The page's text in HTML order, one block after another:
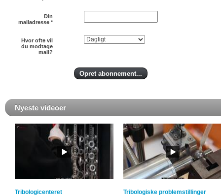
Din
mailadresse *
Hvor ofte vil
du modtage
mail?
Nyeste videoer
Tribologicenteret Tribologiske problemstillinger